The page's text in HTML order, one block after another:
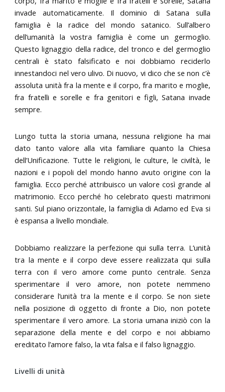
invade automaticamente. Il dominio di Satana sulla
famiglia è la radice del mondo satanico. Sull’albero
dell’umanità la vostra famiglia è come un germoglio.
Questo lignaggio della radice, del tronco e del germoglio
centrali è stato falsificato e noi dobbiamo reciderlo
innestandoci nel vero ulivo. Di nuovo, vi dico che se non c’è
assoluta unità fra la mente e il corpo, fra marito e moglie,
fra fratelli e sorelle e fra genitori e figli, Satana invade
sempre.
Lungo tutta la storia umana, nessuna religione ha mai
dato tanto valore alla vita familiare quanto la Chiesa
dell’Unificazione. Tutte le religioni, le culture, le civiltà, le
nazioni e i popoli del mondo hanno avuto origine con la
famiglia. Ecco perché attribuisco un valore così grande al
matrimonio. Ecco perché ho celebrato questi matrimoni
santi. Sul piano orizzontale, la famiglia di Adamo ed Eva si
è espansa a livello mondiale.
Dobbiamo realizzare la perfezione qui sulla terra. L’unità
tra la mente e il corpo deve essere realizzata qui sulla
terra con il vero amore come punto centrale. Senza
sperimentare il vero amore, non potete nemmeno
considerare l’unità tra la mente e il corpo. Se non siete
nella posizione di oggetto di fronte a Dio, non potete
sperimentare il vero amore. La storia umana iniziò con la
separazione della mente e del corpo e noi abbiamo
ereditato l’amore falso, la vita falsa e il falso lignaggio.
Livelli di unità